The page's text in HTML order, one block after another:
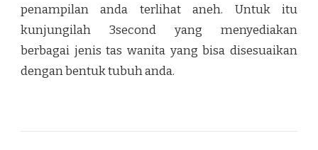
penampilan anda terlihat aneh. Untuk itu
kunjungilah 3second yang menyediakan
berbagai jenis tas wanita yang bisa disesuaikan
dengan bentuk tubuh anda.